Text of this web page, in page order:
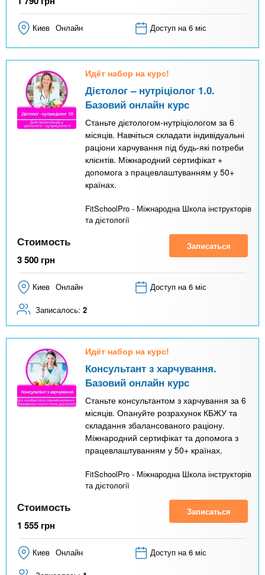
Киев Онлайн Доступ на 6 міс
Идёт набор на курс!
Дієтолог – нутріціолог 1.0.
Базовий онлайн курс
Станьте дієтологом-нутріціологом за 6
місяців. Навчіться складати індивідуальні
раціони харчування під будь-які потреби
клієнтів. Міжнародний сертифікат +
допомога з працевлаштуванням у 50+
країнах.
FitSchoolPro - Міжнародна Школа інструкторів
та дієтології
Стоимость
3 500 грн
Записаться
Киев Онлайн Доступ на 6 міс
Записалось: 2
Идёт набор на курс!
Консультант з харчування.
Базовий онлайн курс
Станьте консультантом з харчування за 6
місяців. Опануйте розрахунок КБЖУ та
складання збалансованого раціону.
Міжнародний сертифікат та допомога з
працевлаштуванням у 50+ країнах.
FitSchoolPro - Міжнародна Школа інструкторів
та дієтології
Стоимость
1 555 грн
Записаться
Киев Онлайн Доступ на 6 міс